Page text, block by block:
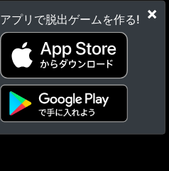
×
アプリで脱出ゲームを作る!